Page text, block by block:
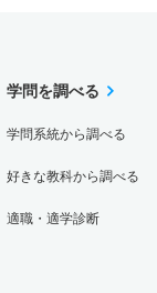
学問を調べる
学問系統から調べる
好きな教科から調べる
適職・適学診断